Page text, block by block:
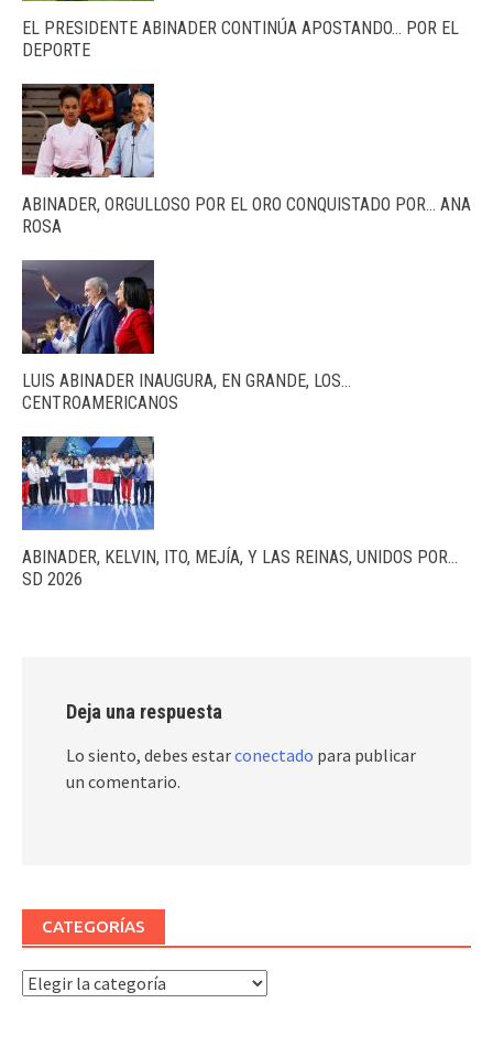
EL PRESIDENTE ABINADER CONTINÚA APOSTANDO… POR EL
DEPORTE
ABINADER, ORGULLOSO POR EL ORO CONQUISTADO POR… ANA
ROSA
LUIS ABINADER INAUGURA, EN GRANDE, LOS…
CENTROAMERICANOS
ABINADER, KELVIN, ITO, MEJÍA, Y LAS REINAS, UNIDOS POR…
SD 2026
Deja una respuesta
Lo siento, debes estarconectado para publicar
un comentario.
CATEGORÍAS
Categorías